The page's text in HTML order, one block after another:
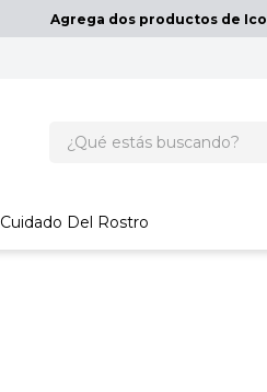
Agrega dos productos de
Cuidado Del Rostro